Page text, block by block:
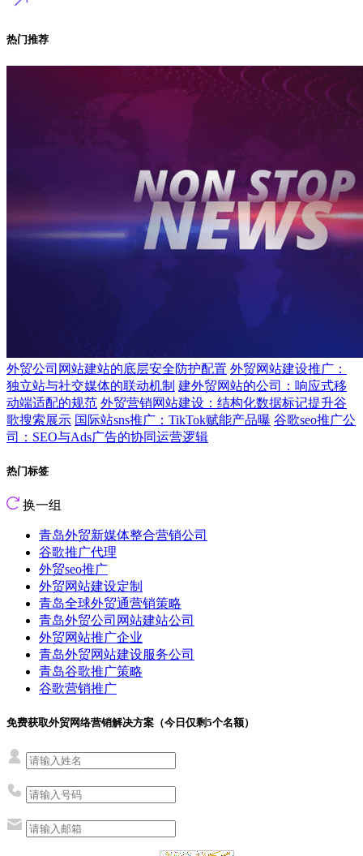
热门推荐
外贸公司网站建站的底层安全防护配置 外贸网站建设推广：
独立站与社交媒体的联动机制 建外贸网站的公司：响应式移
动端适配的规范 外贸营销网站建设：结构化数据标记提升谷
歌搜索展示 国际站sns推广：TikTok赋能产品曝 谷歌seo推广公
司：SEO与Ads广告的协同运营逻辑
热门标签
换一组
青岛外贸新媒体整合营销公司
谷歌推广代理
外贸seo推广
外贸网站建设定制
青岛全球外贸通营销策略
青岛外贸公司网站建站公司
外贸网站推广企业
青岛外贸网站建设服务公司
青岛谷歌推广策略
谷歌营销推广
免费获取外贸网络营销解决方案（今日仅剩5个名额）